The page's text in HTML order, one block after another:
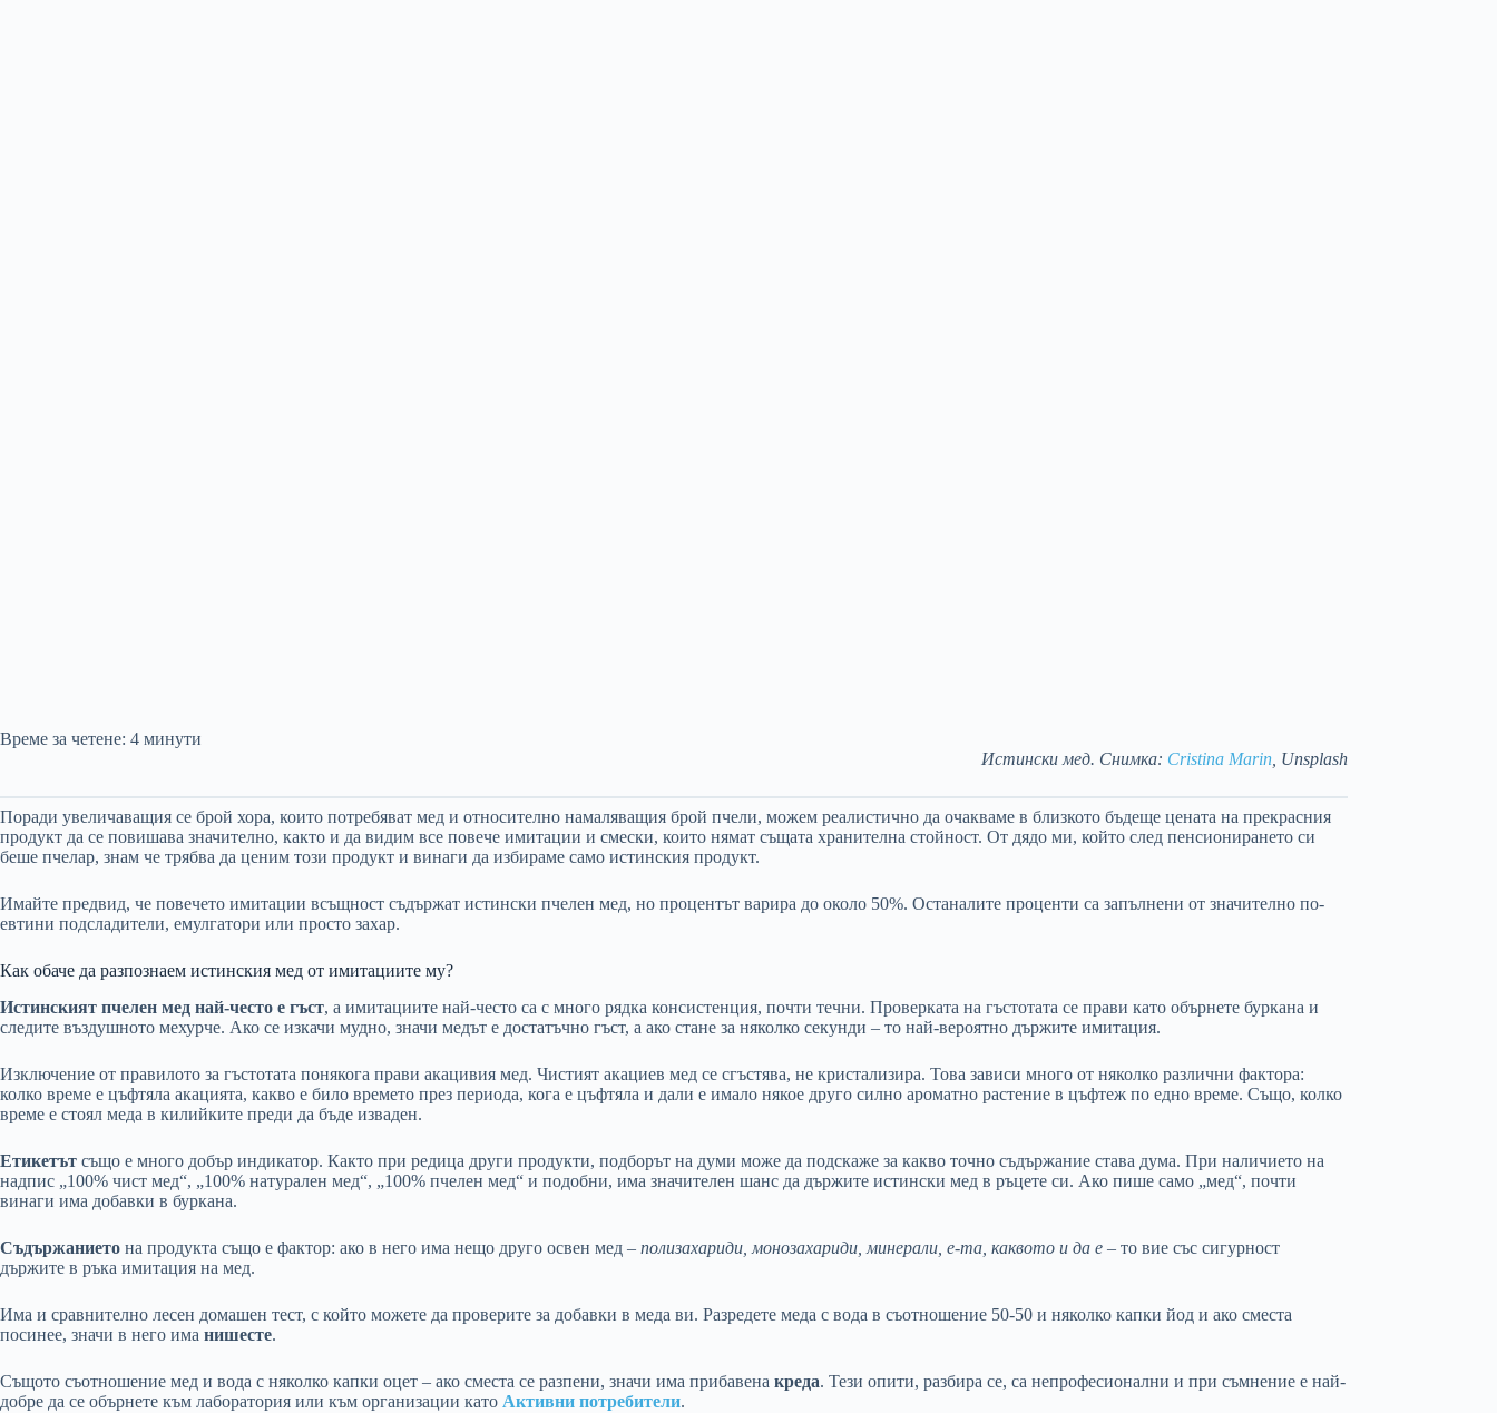
Време за четене: 4 минути
Истински мед. Снимка: Cristina Marin, Unsplash
Поради увеличаващия се брой хора, които потребяват мед и относително намаляващия брой пчели, можем реалистично да очакваме в близкото бъдеще цената на прекрасния
продукт да се повишава значително, както и да видим все повече имитации и смески, които нямат същата хранителна стойност. От дядо ми, който след пенсионирането си
беше пчелар, знам че трябва да ценим този продукт и винаги да избираме само истинския продукт.
Имайте предвид, че повечето имитации всъщност съдържат истински пчелен мед, но процентът варира до около 50%. Останалите проценти са запълнени от значително по-
евтини подсладители, емулгатори или просто захар.
Как обаче да разпознаем истинския мед от имитациите му?
Истинският пчелен мед най-често е гъст, а имитациите най-често са с много рядка консистенция, почти течни. Проверката на гъстотата се прави като обърнете буркана и
следите въздушното мехурче. Ако се изкачи мудно, значи медът е достатъчно гъст, а ако стане за няколко секунди – то най-вероятно държите имитация.
Изключение от правилото за гъстотата понякога прави акацивия мед. Чистият акациев мед се сгъстява, не кристализира. Това зависи много от няколко различни фактора:
колко време е цъфтяла акацията, какво е било времето през периода, кога е цъфтяла и дали е имало някое друго силно ароматно растение в цъфтеж по едно време. Също, колко
време е стоял меда в килийките преди да бъде изваден.
Етикетът също е много добър индикатор. Както при редица други продукти, подборът на думи може да подскаже за какво точно съдържание става дума. При наличието на
надпис „100% чист мед“, „100% натурален мед“, „100% пчелен мед“ и подобни, има значителен шанс да държите истински мед в ръцете си. Ако пише само „мед“, почти
винаги има добавки в буркана.
Съдържанието на продукта също е фактор: ако в него има нещо друго освен мед – полизахариди, монозахариди, минерали, e-та, каквото и да е – то вие със сигурност
държите в ръка имитация на мед.
Има и сравнително лесен домашен тест, с който можете да проверите за добавки в меда ви. Разредете меда с вода в съотношение 50-50 и няколко капки йод и ако сместа
посинее, значи в него има нишесте.
Същото съотношение мед и вода с няколко капки оцет – ако сместа се разпени, значи има прибавена креда. Тези опити, разбира се, са непрофесионални и при съмнение е най-
добре да се обърнете към лаборатория или към организации като Активни потребители.